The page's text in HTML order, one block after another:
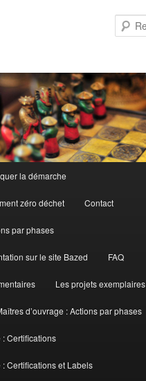
la démarche
zéro déchet Contact
par phases
sur le site Bazed FAQ
Les projets exemplaires
d’ouvrage : Actions par phases
: Certifications
: Certifications et Labels